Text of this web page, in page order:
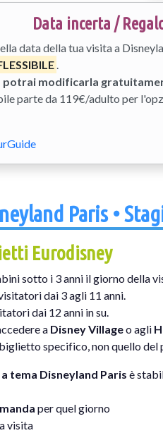
Data incerta /
data della tua visita a
.
potrai modificarla
parte da 119€/adulto per
Paris •
Eurodisney
sotto i 3 anni il giorno della
dai 3 agli 11 anni.
dai 12 anni in su.
a Disney Villageo agli
specifico, non quello del
tema Disneyland Paris è
per quel giorno
visita